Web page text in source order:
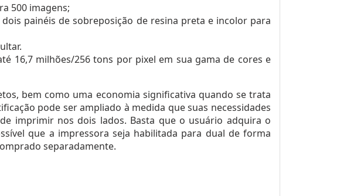
500 imagens;
painéis de sobreposição de resina preta e incolor para
16,7 milhões/256 tons por pixel em sua gama de cores e
bem como uma economia significativa quando se trata
pode ser ampliado à medida que suas necessidades
imprimir nos dois lados. Basta que o usuário adquira o
que a impressora seja habilitada para dual de forma
separadamente.